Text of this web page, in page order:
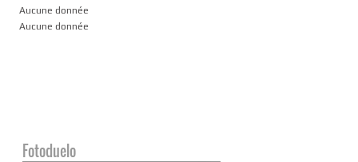
Aucune donnée
Aucune donnée
Fotoduelo